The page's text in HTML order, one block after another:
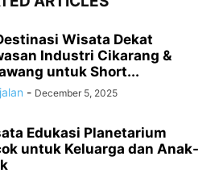
Wisata Dekat
Industri Cikarang &
untuk Short...
- December 5, 2025
Edukasi Planetarium
untuk Keluarga dan Anak-